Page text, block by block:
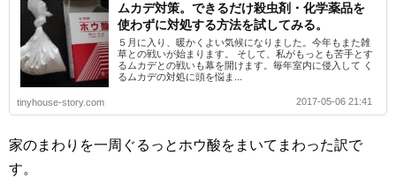
ムカデ対策。できるだけ殺虫剤・化学薬品を
使わずに対処する方法を試してみる。
５月に入り、暖かくよい気候になりました。今年もまた雑
草との戦いが始まります。 そして、私がもっとも苦手とす
るムカデとの戦いも幕を開けます。毎年室内に侵入して く
るムカデの対処に頭を悩ま...
tinyhouse-story.com 2017-05-06 21:41
家のまわりを一周ぐるっとホウ酸をまいてまわった訳で
す。